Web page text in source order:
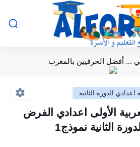
... أفضل الحرفيين بالمغرب
اعدادي الدورة الثانية
الأولى اعدادي الفرض
الثانية نموذج1